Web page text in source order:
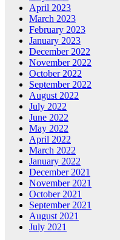
April 2023
March 2023
February 2023
January 2023
December 2022
November 2022
October 2022
September 2022
August 2022
July 2022
June 2022
May 2022
April 2022
March 2022
January 2022
December 2021
November 2021
October 2021
September 2021
August 2021
July 2021